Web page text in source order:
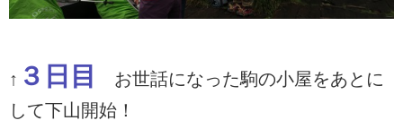
↑ ３日目
お世話になった駒の小屋をあとに
して下山開始！